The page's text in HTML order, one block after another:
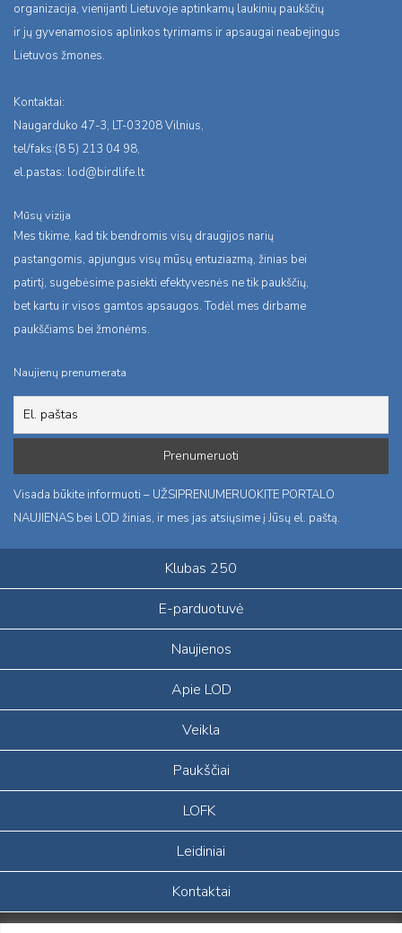
organizacija, vienijanti Lietuvoje aptinkamų laukinių paukščių
ir jų gyvenamosios aplinkos tyrimams ir apsaugai neabejingus
Lietuvos žmones.
Kontaktai:
Naugarduko 47-3, LT-03208 Vilnius,
tel/faks:(8 5) 213 04 98,
el.pastas: lod@birdlife.lt
Mūsų vizija
Mes tikime, kad tik bendromis visų draugijos narių
pastangomis, apjungus visų mūsų entuziazmą, žinias bei
patirtį, sugebėsime pasiekti efektyvesnės ne tik paukščių,
bet kartu ir visos gamtos apsaugos. Todėl mes dirbame
paukščiams bei žmonėms.
Naujienų prenumerata
Visada būkite informuoti – UŽSIPRENUMERUOKITE PORTALO
NAUJIENAS bei LOD žinias, ir mes jas atsiųsime į Jūsų el. paštą.
Klubas 250
E-parduotuvė
Naujienos
Apie LOD
Veikla
Paukščiai
LOFK
Leidiniai
Kontaktai